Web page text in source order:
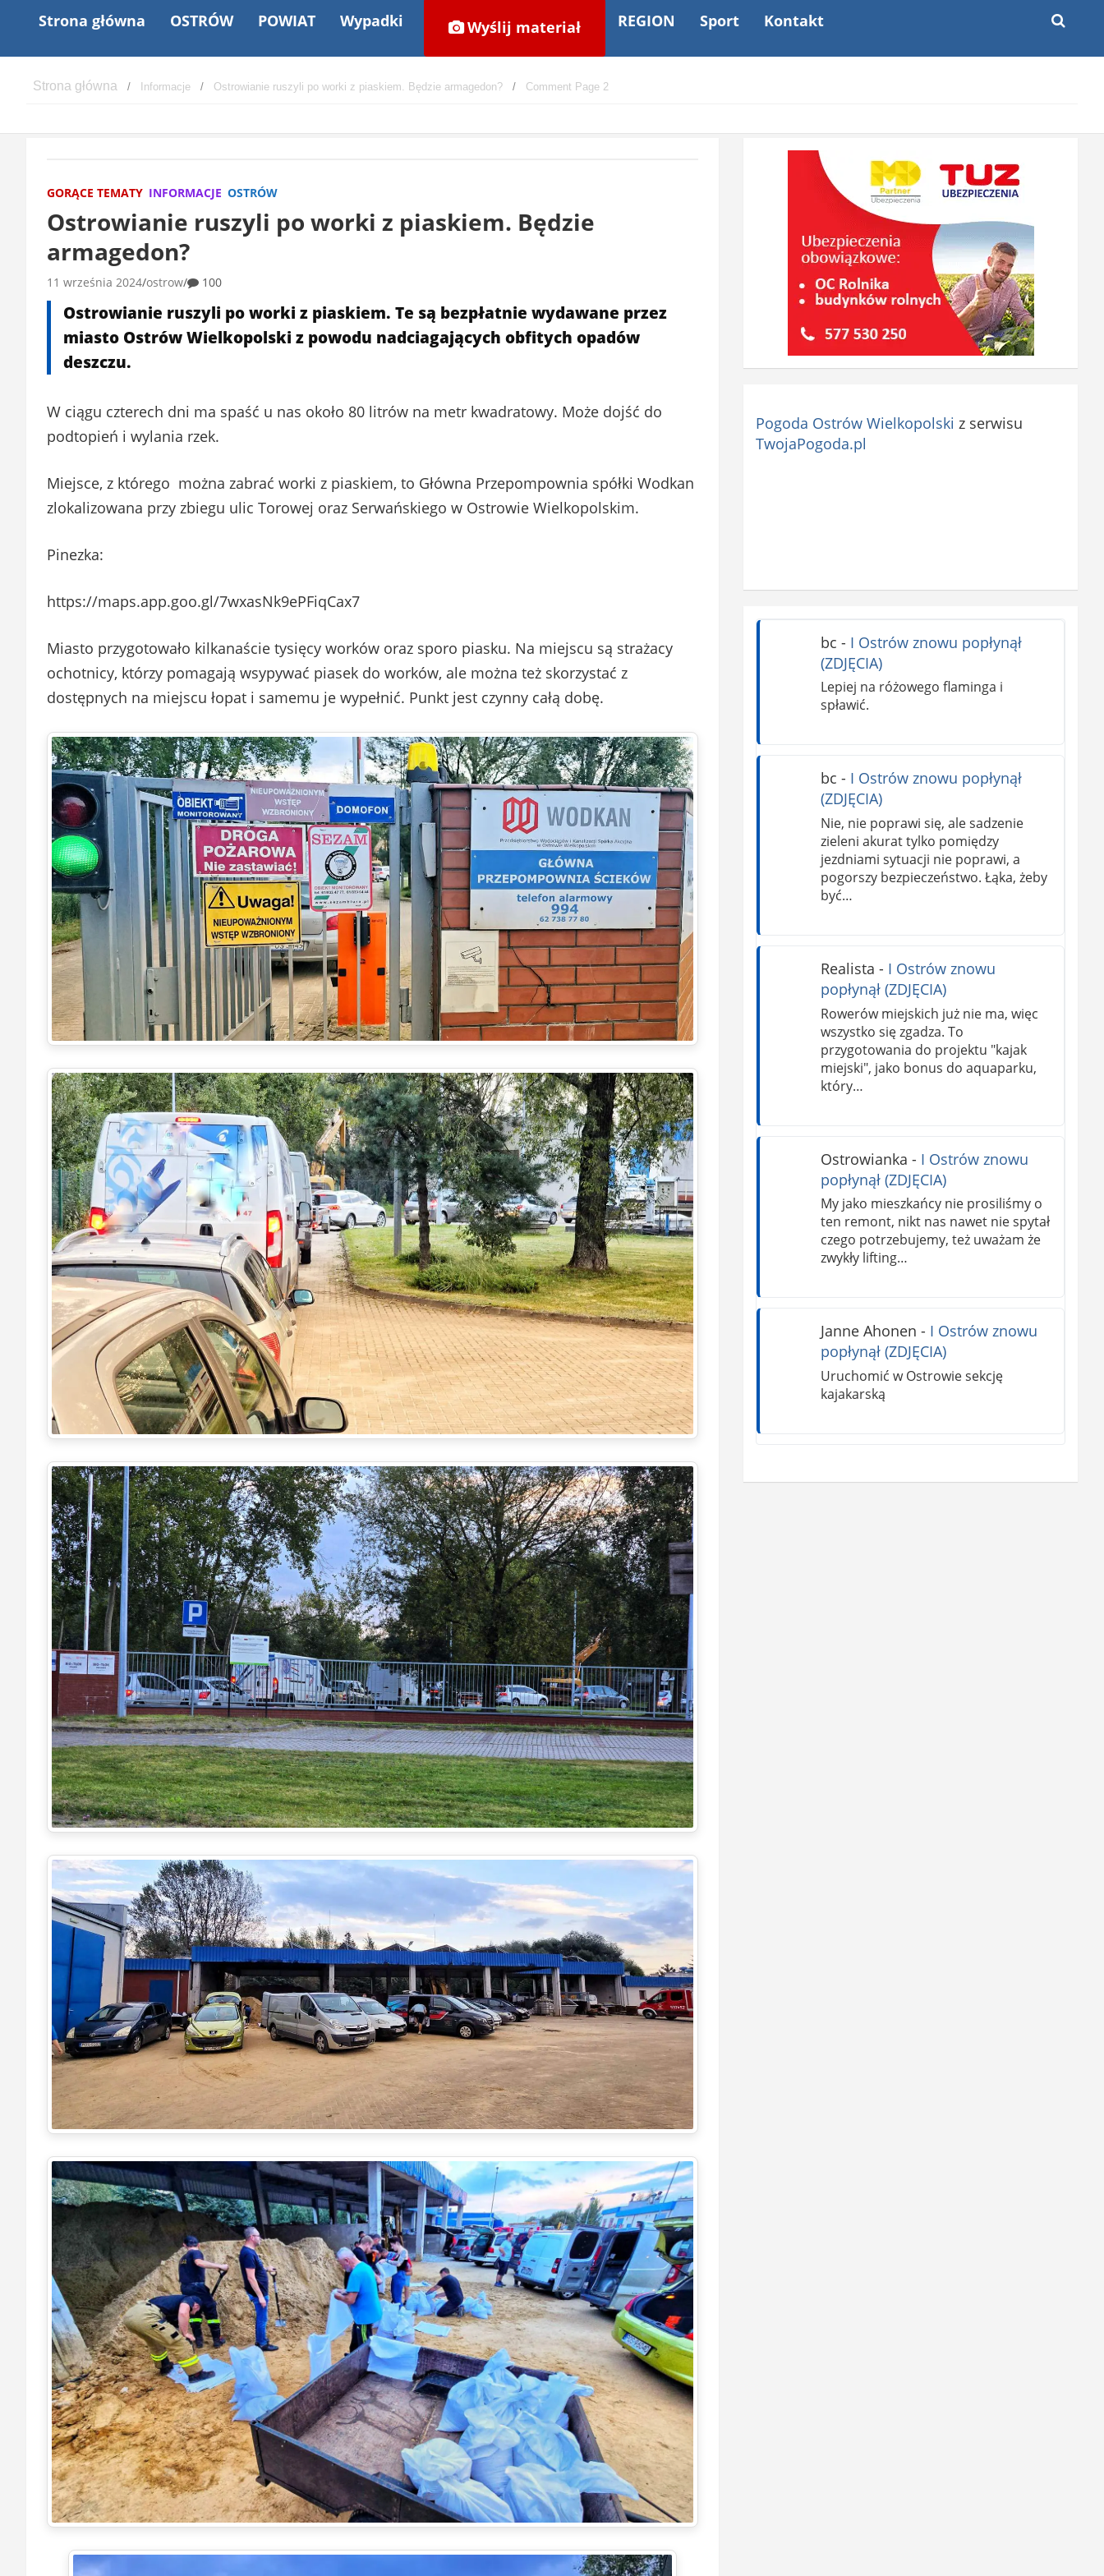
Strona główna OSTRÓW POWIAT Wypadki Wyślij materiał REGION Sport Kontakt
Informacje Ostrowianie ruszyli po worki z piaskiem. Będzie armagedon? Comment Page 2
GORĄCE TEMATY INFORMACJE OSTRÓW
Ostrowianie ruszyli po worki z piaskiem. Będzie
armagedon?
11 września 2024 ostrow 100
Ostrowianie ruszyli po worki z piaskiem. Te są bezpłatnie wydawane przez
miasto Ostrów Wielkopolski z powodu nadciagających obfitych opadów
deszczu.
W ciągu czterech dni ma spaść u nas około 80 litrów na metr kwadratowy. Może dojść do
podtopień i wylania rzek.
Miejsce, z którego można zabrać worki z piaskiem, to Główna Przepompownia spółki Wodkan
zlokalizowana przy zbiegu ulic Torowej oraz Serwańskiego w Ostrowie Wielkopolskim.
Pinezka:
https://maps.app.goo.gl/7wxasNk9ePFiqCax7
Miasto przygotowało kilkanaście tysięcy worków oraz sporo piasku. Na miejscu są strażacy
ochotnicy, którzy pomagają wsypywać piasek do worków, ale można też skorzystać z
dostępnych na miejscu łopat i samemu je wypełnić. Punkt jest czynny całą dobę.
Pogoda Ostrów Wielkopolski z serwisu
TwojaPogoda.pl
bc - I Ostrów znowu popłynął
(ZDJĘCIA)
Lepiej na różowego flaminga i
spławić.
bc - I Ostrów znowu popłynął
(ZDJĘCIA)
Nie, nie poprawi się, ale sadzenie
zieleni akurat tylko pomiędzy
jezdniami sytuacji nie poprawi, a
pogorszy bezpieczeństwo. Łąka, żeby
być…
Realista - I Ostrów znowu
popłynął (ZDJĘCIA)
Rowerów miejskich już nie ma, więc
wszystko się zgadza. To
przygotowania do projektu "kajak
miejski", jako bonus do aquaparku,
który…
Ostrowianka - I Ostrów znowu
popłynął (ZDJĘCIA)
My jako mieszkańcy nie prosiliśmy o
ten remont, nikt nas nawet nie spytał
czego potrzebujemy, też uważam że
zwykły lifting…
Janne Ahonen - I Ostrów znowu
popłynął (ZDJĘCIA)
Uruchomić w Ostrowie sekcję
kajakarską